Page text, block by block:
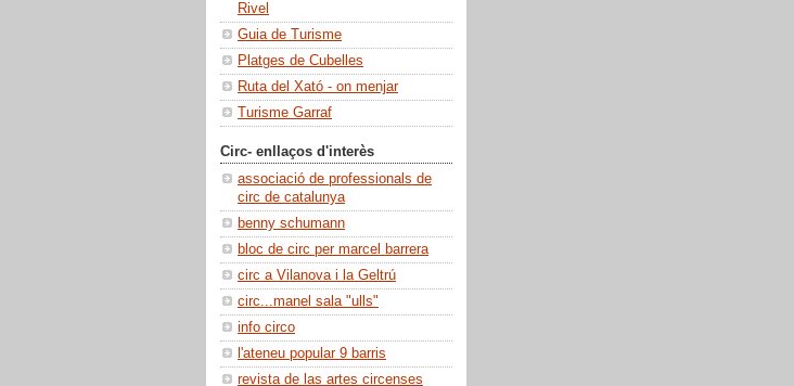
Rivel
Guia de Turisme
Platges de Cubelles
Ruta del Xató - on menjar
Turisme Garraf
Circ- enllaços d'interès
associació de professionals de
circ de catalunya
benny schumann
bloc de circ per marcel barrera
circ a Vilanova i la Geltrú
circ...manel sala "ulls"
info circo
l'ateneu popular 9 barris
revista de las artes circenses